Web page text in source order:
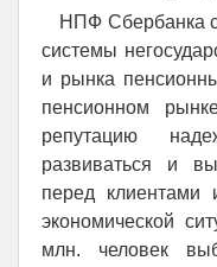
НПФ Сбербанка
системы
и рынка
пенсионном
репутацию
развиваться и
перед клиентами
экономической
млн. человек